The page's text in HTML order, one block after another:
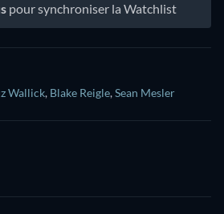
pour synchroniser la Watchlist
Wallick, Blake Reigle,Sean Mesler